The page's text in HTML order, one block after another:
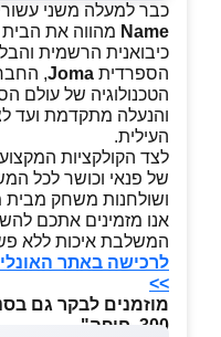
כבר למעלה משני
Name מהווה את
כיבואנית הרשמית
הספרדית Joma
,
הטכנולוגיה של עולם
והנעלה מתקדמת ועד
העילית.
לצד הקולקציות
של פנאי וכושר לכל
ושולחנות משחק מבית
אנו מזמינים אתכם
המשלבת איכות ללא
>>
מוזמנים לבקר גם
300, חיפה"